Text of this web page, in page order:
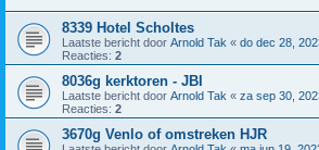
8339 Hotel Scholtes
Laatste bericht door Arnold Tak « do dec 28,
Reacties: 2
8036g kerktoren - JBI
Laatste bericht door Arnold Tak « za sep 30,
Reacties: 2
3670g Venlo of omstreken HJR